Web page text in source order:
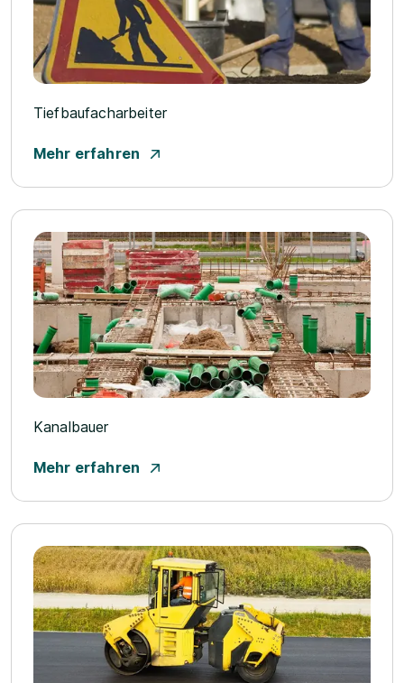
Tiefbaufacharbeiter
Mehr erfahren
Kanalbauer
Mehr erfahren